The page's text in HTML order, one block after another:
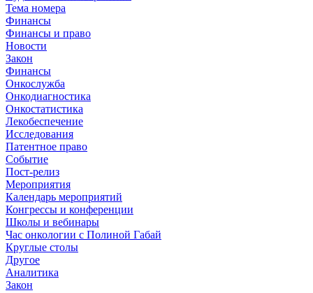
Тема номера
Финансы
Финансы и право
Новости
Закон
Финансы
Онкослужба
Онкодиагностика
Онкостатистика
Лекобеспечение
Исследования
Патентное право
Событие
Пост-релиз
Мероприятия
Календарь мероприятий
Конгрессы и конференции
Школы и вебинары
Час онкологии с Полиной Габай
Круглые столы
Другое
Аналитика
Закон